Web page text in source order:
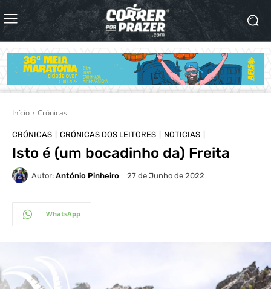
Início Crónicas
CRÓNICAS CRÓNICAS DOS LEITORES NOTICIAS
Isto é (um bocadinho da) Freita
Autor: António Pinheiro 27 de Junho de 2022
WhatsApp